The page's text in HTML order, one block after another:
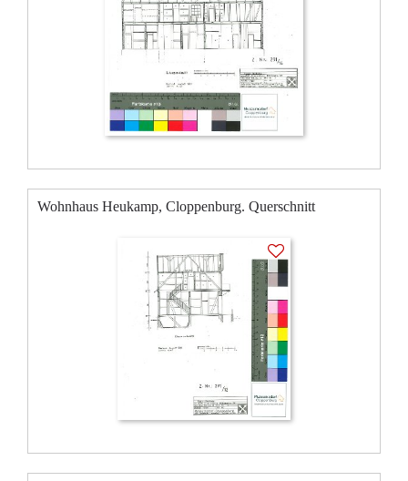
Wohnhaus Heukamp, Cloppenburg. Querschnitt